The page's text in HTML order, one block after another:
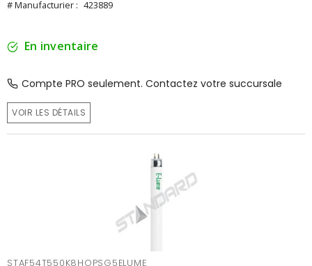
# Manufacturier : 423889
En inventaire
Compte PRO seulement. Contactez votre succursale
VOIR LES DÉTAILS
STAF54T550K8HOPSG5ELUME